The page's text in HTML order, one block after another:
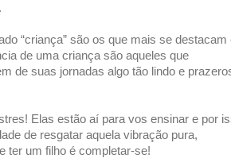
“criança” são os que mais se destacam
de uma criança são aqueles que
de suas jornadas algo tão lindo e
Elas estão aí para vos ensinar e por
de resgatar aquela vibração pura,
ter um filho é completar-se!